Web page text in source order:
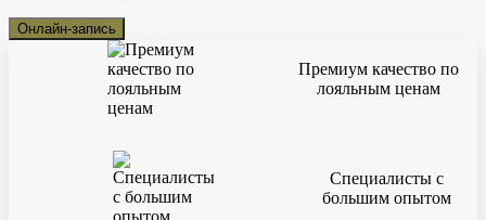
Онлайн-запись
Премиум качество по
лояльным ценам
Специалисты с
большим опытом